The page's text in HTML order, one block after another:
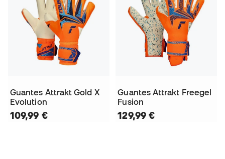
Guantes Attrakt Gold X
Evolution
109,99 €
Guantes Attrakt Freegel
Fusion
129,99 €